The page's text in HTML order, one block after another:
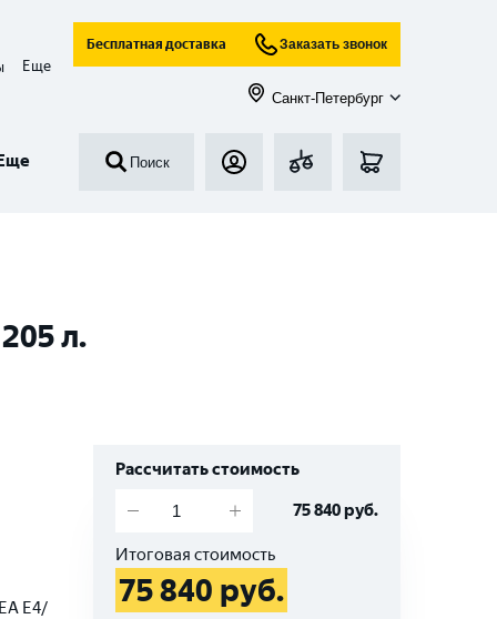
Еще
Бесплатная доставка Заказать звонок
Санкт-Петербург
Поиск
л.
E4/
Рассчитать стоимость
75 840руб.
Итоговая стоимость
75 840 руб.